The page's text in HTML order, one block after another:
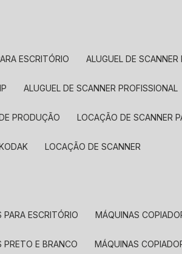
ESCRITÓRIO ALUGUEL DE
ALUGUEL DE SCANNER PROFISSIONAL
PRODUÇÃO LOCAÇÃO DE SCANNER
LOCAÇÃO DE SCANNER
PARA ESCRITÓRIO MÁQUINAS
PRETO E BRANCO MÁQUINAS